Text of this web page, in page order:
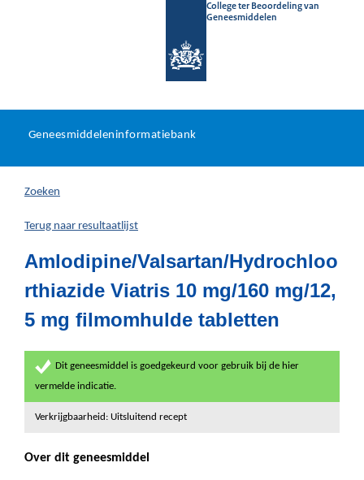
College ter Beoordeling van
Geneesmiddelen
U
hier:
Geneesmiddeleninformatiebank
Zoeken
Terug naar resultaatlijst
Amlodipine/Valsartan/Hydrochloo
rthiazide Viatris 10 mg/160 mg/12,
5 mg filmomhulde tabletten
Dit geneesmiddel is goedgekeurd voor gebruik bij de hier
vermelde indicatie.
Verkrijgbaarheid: Uitsluitend recept
Over dit geneesmiddel